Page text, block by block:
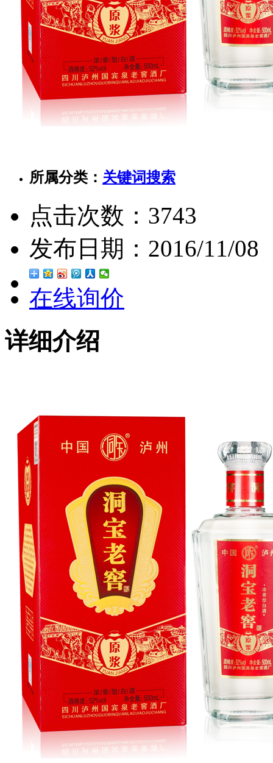
所属分类： 关键词搜索
点击次数： 3743
发布日期： 2016/11/08
在线询价
详细介绍